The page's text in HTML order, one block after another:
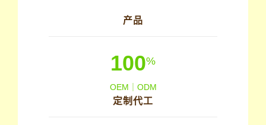
产品
100%
OEM｜ODM
定制代工